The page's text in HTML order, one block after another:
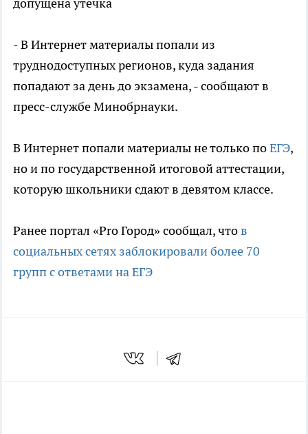
допущена утечка
- В Интернет материалы попали из
труднодоступных регионов, куда задания
попадают за день до экзамена, - сообщают в
пресс-службе Минобрнауки.
В Интернет попали материалы не только поЕГЭ,
но и по государственной итоговой аттестации,
которую школьники сдают в девятом классе.
Ранее портал «Pro Город» сообщал, чтов
социальных сетях заблокировали более 70
групп с ответами на ЕГЭ